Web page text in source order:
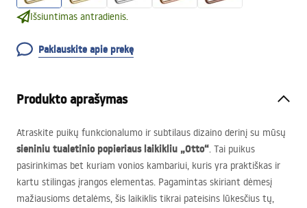
Išsiuntimas antradienis.
Paklauskite apie prekę
Produkto aprašymas
Atraskite puikų funkcionalumo ir subtilaus dizaino derinį su mūsų
sieniniu tualetinio popieriaus laikikliu „Otto“. Tai puikus
pasirinkimas bet kuriam vonios kambariui, kuris yra praktiškas ir
kartu stilingas įrangos elementas. Pagamintas skiriant dėmesį
mažiausioms detalėms, šis laikiklis tikrai pateisins lūkesčius tų,